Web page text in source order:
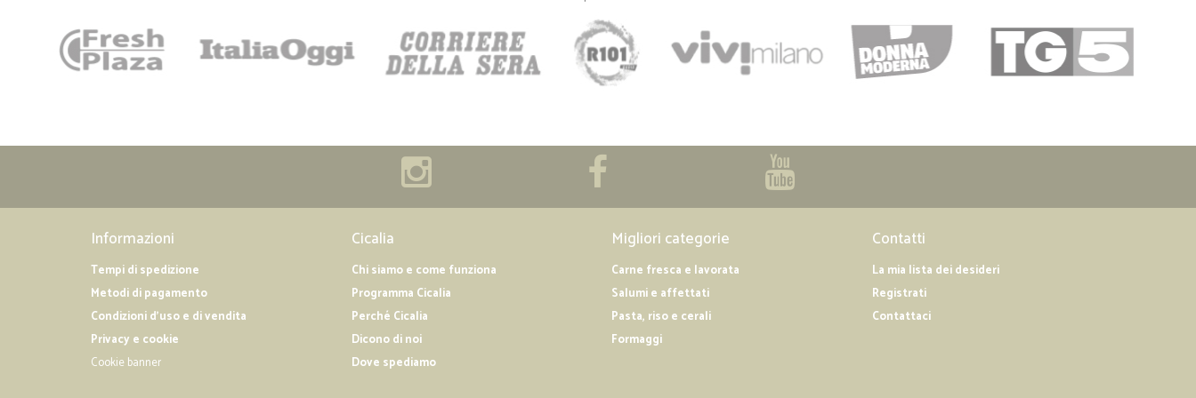
Informazioni
Tempi di spedizione
Metodi di pagamento
Condizioni d'uso e di vendita
Privacy e cookie
Cookie banner
Cicalia
Chi siamo e come funziona
Programma Cicalia
Perché Cicalia
Dicono di noi
Dove spediamo
Migliori categorie
Carne fresca e lavorata
Salumi e affettati
Pasta, riso e cerali
Formaggi
Contatti
La mia lista dei desideri
Registrati
Contattaci